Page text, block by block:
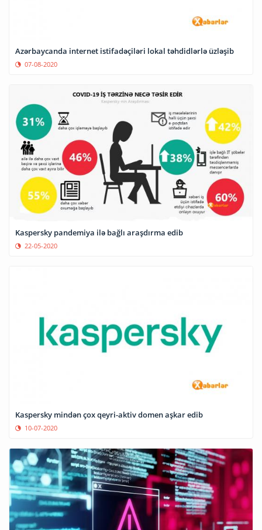
Azərbaycanda internet istifadəçiləri lokal təhdidlərlə üzləşib
07-08-2020
Kaspersky pandemiya ilə bağlı araşdırma edib
22-05-2020
Kaspersky mindən çox qeyri-aktiv domen aşkar edib
10-07-2020